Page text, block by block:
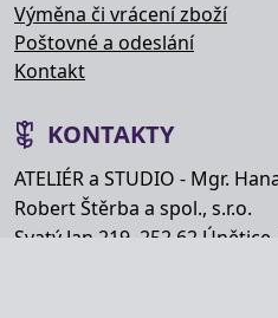
Výměna či vrácení zboží
Poštovné a odeslání
Kontakt
KONTAKTY
ATELIÉR a STUDIO - Mgr.
Robert Štěrba a spol., s.r.o.
Svatý Jan 219, 252 62